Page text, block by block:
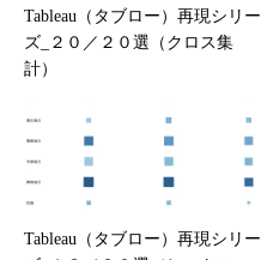
Tableau（タブロー）再現シリー
ズ_２０／２０選（クロス集
計）
Tableau（タブロー）再現シリー